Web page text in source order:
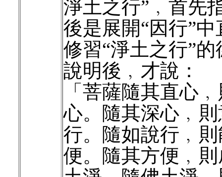
淨土之行”﹐首先
後是展開“因行”
修習“淨土之行”
說明後﹐才說：
「菩薩隨其直心
心。隨其深心﹐
行。隨如說行﹐
便。隨其方便﹐